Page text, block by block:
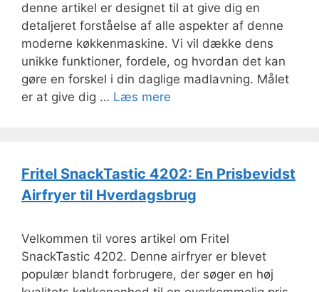
denne artikel er designet til at give dig en
detaljeret forståelse af alle aspekter af denne
moderne køkkenmaskine. Vi vil dække dens
unikke funktioner, fordele, og hvordan det kan
gøre en forskel i din daglige madlavning. Målet
er at give dig … Læs mere
Fritel SnackTastic 4202: En Prisbevidst
Airfryer til Hverdagsbrug
Velkommen til vores artikel om Fritel
SnackTastic 4202. Denne airfryer er blevet
populær blandt forbrugere, der søger en høj